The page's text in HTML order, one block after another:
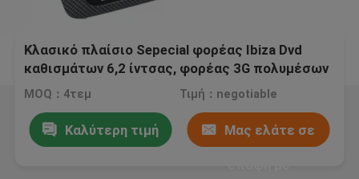
Κλασικό πλαίσιο Sepecial φορέας Ibiza Dvd
καθισμάτων 6,2 ίντσας, φορέας 3G πολυμέσων
Dvd αυτοκινήτων
MOQ：4τεμ Τιμή：negotiable
Καλύτερη τιμή Μας ελάτε σε